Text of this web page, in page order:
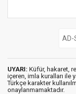
UYARI: Küfür, hakaret,
içeren, imla kuralları ile
Türkçe karakter
onaylanmamaktadır.